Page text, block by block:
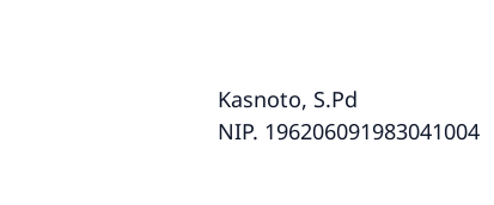
Kasnoto, S.Pd
NIP. 196206091983041004